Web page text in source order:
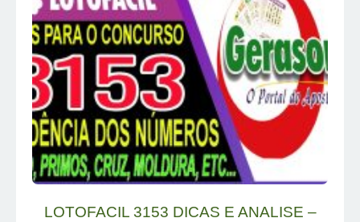
LOTOFACIL 3153 DICAS E ANALISE –